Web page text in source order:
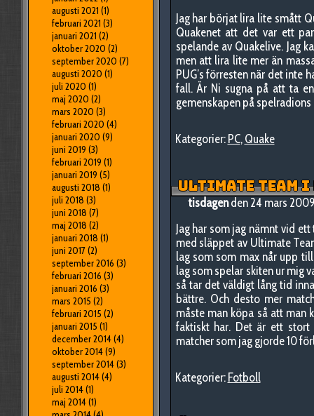
augusti 2021 (1)
februari 2021 (3)
januari 2021 (2)
oktober 2020 (2)
september 2020 (7)
augusti 2020 (1)
juli 2020 (1)
maj 2020 (2)
mars 2020 (3)
februari 2020 (4)
januari 2020 (9)
juni 2019 (3)
februari 2019 (1)
januari 2019 (5)
augusti 2018 (1)
juli 2018 (3)
juni 2018 (7)
maj 2018 (2)
januari 2018 (1)
juni 2017(2)
september 2016 (3)
februari 2016 (3)
januari 2016 (3)
mars 2015 (2)
februari 2015 (2)
januari 2015 (1)
december 2014(4)
oktober 2014(9)
september 2014(3)
augusti 2014(4)
juli 2014(1)
maj 2014(1)
Jag har börjat lira lite smått
Quakenet att det var ett
spelande av Quakelive. Jag
men att lira lite mer än
PUG’s förresten när det inte
fall. Är Ni sugna på att ta
gemenskapen på spelradions
Kategorier:PC,Quake
ULTIMATE TEAM
tisdagenden 24 mars
Jag har som jag nämnt vid
med släppet av Ultimate
lag som som max når upp
lag som spelar skiten ur mig
så tar det väldigt lång tid
bättre. Och desto mer
måste man köpa så att man
faktiskt har. Det är ett
matcher som jag gjorde 10
Kategorier:Fotboll